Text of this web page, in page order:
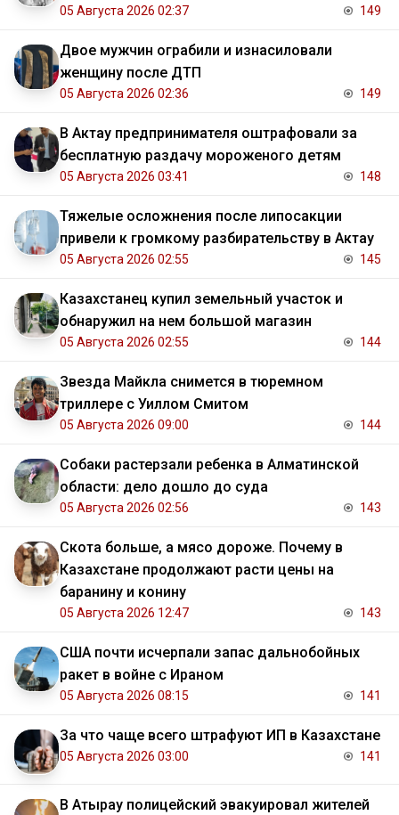
05 Августа 2026 02:37 149
Двое мужчин ограбили и изнасиловали
женщину после ДТП
05 Августа 2026 02:36 149
В Актау предпринимателя оштрафовали за
бесплатную раздачу мороженого детям
05 Августа 2026 03:41 148
Тяжелые осложнения после липосакции
привели к громкому разбирательству в Актау
05 Августа 2026 02:55 145
Казахстанец купил земельный участок и
обнаружил на нем большой магазин
05 Августа 2026 02:55 144
Звезда Майкла снимется в тюремном
триллере с Уиллом Смитом
05 Августа 2026 09:00 144
Собаки растерзали ребенка в Алматинской
области: дело дошло до суда
05 Августа 2026 02:56 143
Скота больше, а мясо дороже. Почему в
Казахстане продолжают расти цены на
баранину и конину
05 Августа 2026 12:47 143
США почти исчерпали запас дальнобойных
ракет в войне с Ираном
05 Августа 2026 08:15 141
За что чаще всего штрафуют ИП в Казахстане
05 Августа 2026 03:00 141
В Атырау полицейский эвакуировал жителей